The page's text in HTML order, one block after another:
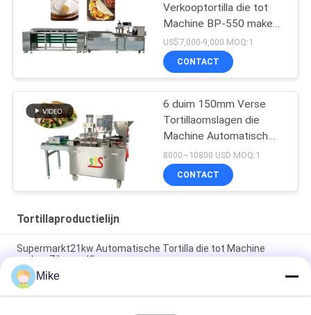
Verkooptortilla die tot
Machine BP-550 maken
Tortillaproductielijn
US$7,000-9,000 MOQ:1
CONTACT
6 duim 150mm Verse
Tortillaomslagen die
Machine Automatisch
maken Volledige
8000~10800 USD MOQ:1
CONTACT
Tortillaproductielijn
Supermarkt21kw Automatische Tortilla die tot Machine
maken Zilveren Kleur
10 - 45cm volledig Automatische Productielijn van de
Diameter de Nieuwe Tortilla
Mike